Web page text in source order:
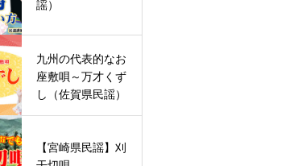
謡）
九州の代表的なお
座敷唄～万才くず
し（佐賀県民謡）
【宮崎県民謡】刈